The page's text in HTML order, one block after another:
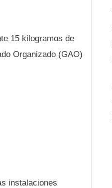
15 kilogramos de
Organizado (GAO)
instalaciones